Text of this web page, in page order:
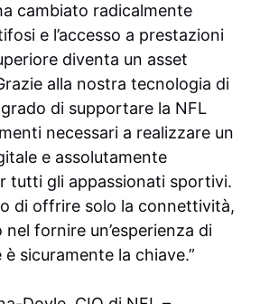
cambiato radicalmente
e l’accesso a prestazioni
diventa un asset
alla nostra tecnologia di
di supportare la NFL
necessari a realizzare un
e assolutamente
tutti gli appassionati sportivi.
di offrire solo la connettività,
fornire un’esperienza di
sicuramente la chiave.”